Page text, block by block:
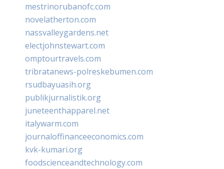
mestrinorubanofc.com
novelatherton.com
nassvalleygardens.net
electjohnstewart.com
omptourtravels.com
tribratanews-polreskebumen.com
rsudbayuasih.org
publikjurnalistik.org
juneteenthapparel.net
italywarm.com
journaloffinanceeconomics.com
kvk-kumari.org
foodscienceandtechnology.com